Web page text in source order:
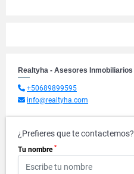
Realtyha - Asesores Inmobiliarios
+50689899595
info@realtyha.com
¿Prefieres que te contactemos?
Tu nombre *